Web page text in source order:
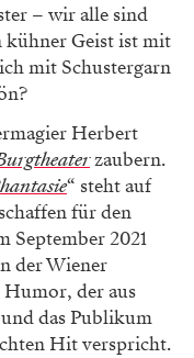
– wir alle sind
kühner Geist ist mit
mit Schustergarn
Herbert
zaubern.
“ steht auf
für den
September 2021
der Wiener
Humor, der aus
das Publikum
Hit verspricht.